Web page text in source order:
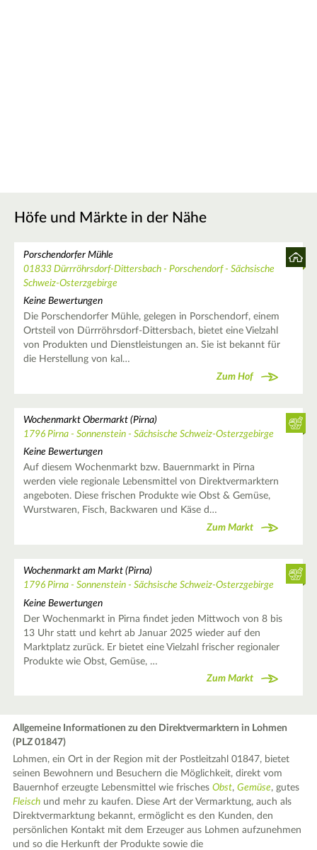
Höfe und Märkte in der Nähe
Porschendorfer Mühle
01833 Dürrröhrsdorf-Dittersbach - Porschendorf - Sächsische
Schweiz-Osterzgebirge
Keine Bewertungen
Die Porschendorfer Mühle, gelegen in Porschendorf, einem
Ortsteil von Dürrröhrsdorf-Dittersbach, bietet eine Vielzahl
von Produkten und Dienstleistungen an. Sie ist bekannt für
die Herstellung von kal…
Zum Hof
Wochenmarkt Obermarkt (Pirna)
1796 Pirna - Sonnenstein - Sächsische Schweiz-Osterzgebirge
Keine Bewertungen
Auf diesem Wochenmarkt bzw. Bauernmarkt in Pirna
werden viele regionale Lebensmittel von Direktvermarktern
angeboten. Diese frischen Produkte wie Obst & Gemüse,
Wurstwaren, Fisch, Backwaren und Käse d…
Zum Markt
Wochenmarkt am Markt (Pirna)
1796 Pirna - Sonnenstein - Sächsische Schweiz-Osterzgebirge
Keine Bewertungen
Der Wochenmarkt in Pirna findet jeden Mittwoch von 8 bis
13 Uhr statt und kehrt ab Januar 2025 wieder auf den
Marktplatz zurück. Er bietet eine Vielzahl frischer regionaler
Produkte wie Obst, Gemüse, …
Zum Markt
Allgemeine Informationen zu den Direktvermarktern in Lohmen
(PLZ 01847)
Lohmen, ein Ort in der Region mit der Postleitzahl 01847, bietet
seinen Bewohnern und Besuchern die Möglichkeit, direkt vom
Bauernhof erzeugte Lebensmittel wie frischesObst,Gemüse, gutes
Fleisch und mehr zu kaufen. Diese Art der Vermarktung, auch als
Direktvermarktung bekannt, ermöglicht es den Kunden, den
persönlichen Kontakt mit dem Erzeuger aus Lohmen aufzunehmen
und so die Herkunft der Produkte sowie die